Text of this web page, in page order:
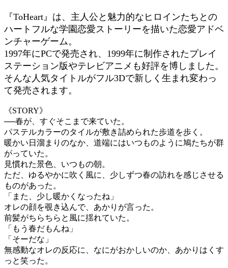
『ToHeart』は、主人公と魅力的なヒロインたちとの
ハートフルな学園恋愛ストーリーを描いた恋愛アドベ
ンチャーゲーム。
1997年にPCで発売され、1999年に制作されたプレイ
ステーション版やテレビアニメも好評を博しました。
そんな人気タイトルがフル3Dで新しく生まれ変わっ
て発売されます。
《STORY》
──春が、すぐそこまで来ていた。
パステルカラーのタイルが敷き詰められた歩道を歩く。
暖かい日溜まりのなか、道端にはいつものように鳩たちが群
がっていた。
見慣れた景色、いつもの朝。
ただ、ゆるやかに吹く風に、少しずつ春の訪れを感じさせる
ものがあった。
「また、少し暖かくなったね」
オレの顔を覗き込んで、あかりが言った。
前髪がちらちらと風に揺れていた。
「もう春だもんね」
「そーだな」
無感動なオレの反応に、なにがおかしいのか、あかりはくす
っと笑った。